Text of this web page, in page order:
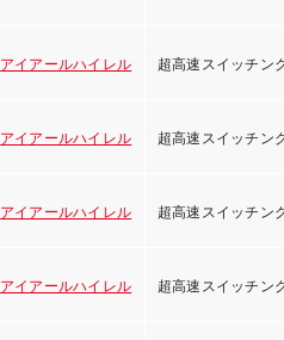
アイアールハイレル 超高速スイッチン
アイアールハイレル 超高速スイッチン
アイアールハイレル 超高速スイッチン
アイアールハイレル 超高速スイッチン